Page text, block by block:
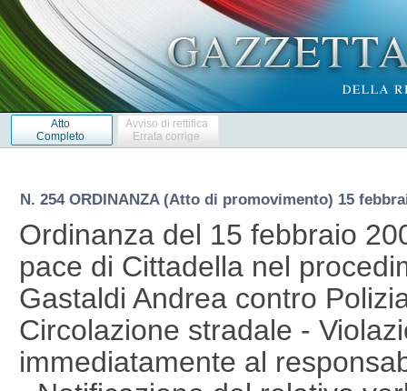
Atto
Completo
Avviso di rettifica
Errata corrige
N. 254 ORDINANZA (Atto di promovimento) 15
Ordinanza del 15 febbraio
pace di Cittadella nel
Gastaldi Andrea contro
Circolazione stradale -
immediatamente al